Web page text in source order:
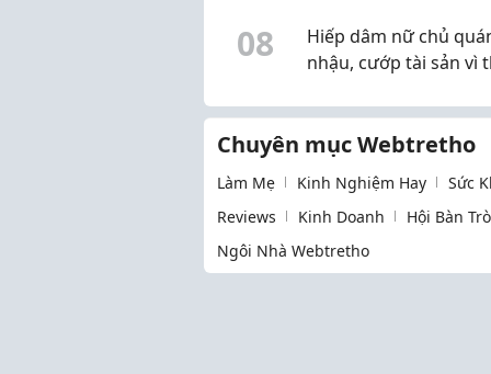
08
Hiếp dâm nữ chủ
nhậu, cướp tài sản vì
Chuyên mục Webtretho
Làm Mẹ Kinh Nghiệm Hay Sức
Reviews
Kinh Doanh Hội Bàn
Ngôi Nhà Webtretho